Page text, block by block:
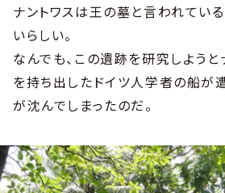
ナントワスは王の墓と言われてい
いらしい。
なんでも、この遺跡を研究しよう
を持ち出したドイツ人学者の船が
が沈んでしまったのだ。